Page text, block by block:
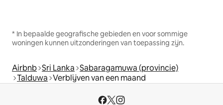
* In bepaalde geografische gebieden en voor sommige
woningen kunnen uitzonderingen van toepassing zijn.
Airbnb Sri Lanka Sabaragamuwa (provincie)
Talduwa Verblijven van een maand